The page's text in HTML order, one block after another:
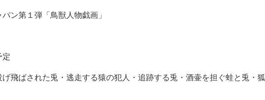
ン第１弾「鳥獣人物戯画」
定
げ飛ばされた兎・逃走する猿の犯人・追跡する兎・酒壷を担ぐ蛙と兎・狐